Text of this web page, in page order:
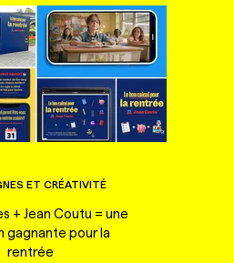
ET CRÉATIVITÉ
+ Jean Coutu = une
gagnante pour la
rentrée